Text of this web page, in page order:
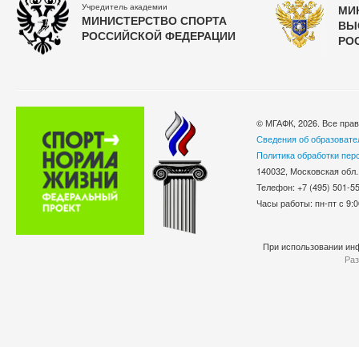
Учредитель академии
МИНИСТЕРСТВО СПОРТА
РОССИЙСКОЙ ФЕДЕРАЦИИ
© МГАФК, 2026. Все
Сведения об
Политика обработки
140032, Московская
Телефон: +7 (495)
Часы работы: пн-пт с
При использовании